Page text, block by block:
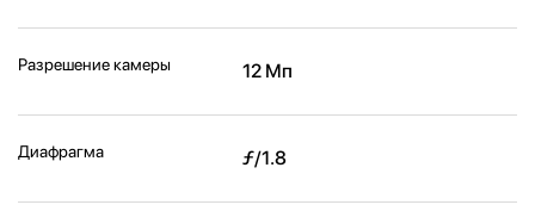
Разрешение камеры 12 Мп
Диафрагма ƒ/1.8